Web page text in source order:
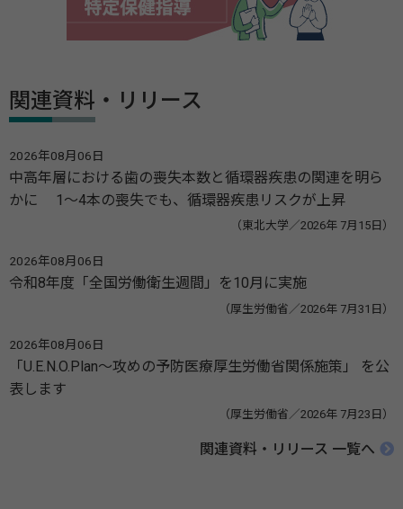
関連資料・リリース
2026年08月06日
中高年層における歯の喪失本数と循環器疾患の関連を明ら
かに 1～4本の喪失でも、循環器疾患リスクが上昇
（東北大学／2026年 7月15日）
2026年08月06日
令和8年度「全国労働衛生週間」を10月に実施
（厚生労働省／2026年 7月31日）
2026年08月06日
「U.E.N.O.Plan～攻めの予防医療厚生労働省関係施策」 を公
表します
（厚生労働省／2026年 7月23日）
関連資料・リリース 一覧へ